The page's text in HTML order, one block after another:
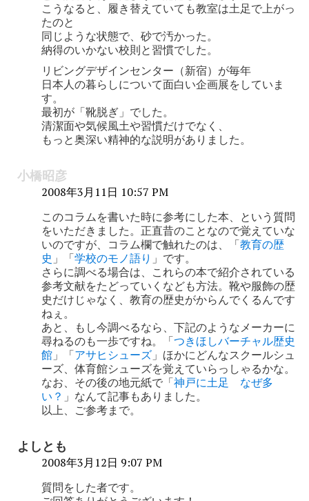
こうなると、履き替えていても教室は土足で上がっ
たのと
同じような状態で、砂で汚かった。
納得のいかない校則と習慣でした。
リビングデザインセンター（新宿）が毎年
日本人の暮らしについて面白い企画展をしていま
す。
最初が「靴脱ぎ」でした。
清潔面や気候風土や習慣だけでなく、
もっと奥深い精神的な説明がありました。
小橋昭彦
2008年3月11日 10:57 PM
このコラムを書いた時に参考にした本、という質問
をいただきました。正直昔のことなので覚えていな
いのですが、コラム欄で触れたのは、「教育の歴
史 」「学校のモノ語り 」です。
さらに調べる場合は、これらの本で紹介されている
参考文献をたどっていくなども方法。靴や服飾の歴
史だけじゃなく、教育の歴史がからんでくるんです
ねぇ。
あと、もし今調べるなら、下記のようなメーカーに
尋ねるのも一歩ですね。「つきほしバーチャル歴史
館 」「アサヒシューズ 」ほかにどんなスクールシュ
ーズ、体育館シューズを覚えていらっしゃるかな。
なお、その後の地元紙で「神戸に土足 なぜ多
い？ 」なんて記事もありました。
以上、ご参考まで。
よしとも
2008年3月12日 9:07 PM
質問をした者です。